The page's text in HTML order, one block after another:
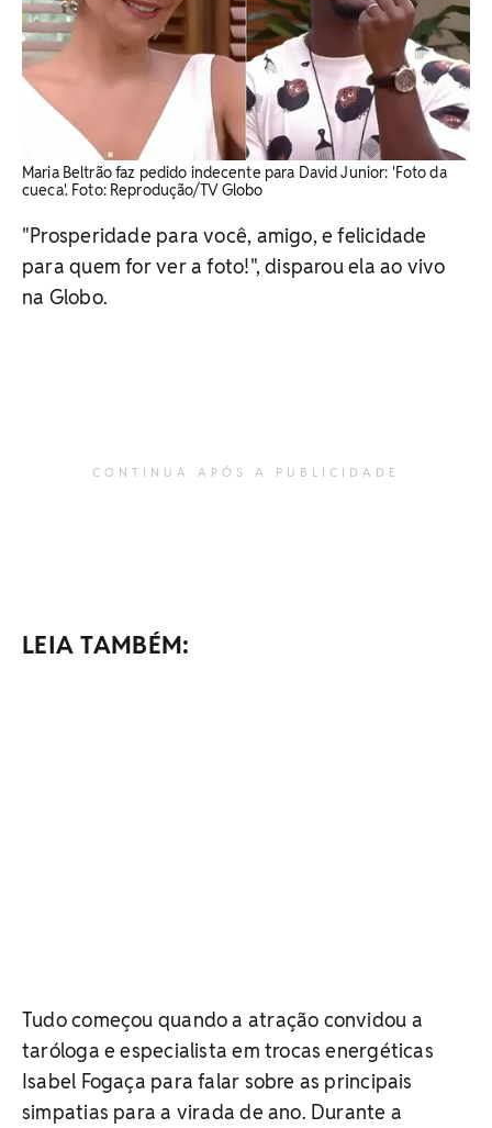
Maria Beltrão faz pedido indecente para David Junior: 'Foto da
cueca'. ​Foto: Reprodução/TV Globo
"Prosperidade para você, amigo, e felicidade
para quem for ver a foto!", disparou ela ao vivo
na Globo.
CONTINUA APÓS A PUBLICIDADE
LEIA TAMBÉM:
Tudo começou quando a atração convidou a
taróloga e especialista em trocas energéticas
Isabel Fogaça para falar sobre as principais
simpatias para a virada de ano. Durante a